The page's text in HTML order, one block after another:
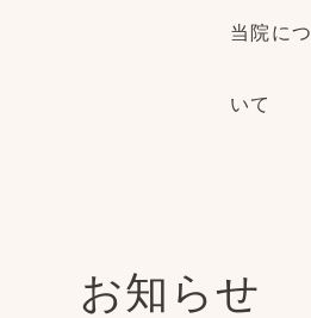
当院につ
いて
お知らせ